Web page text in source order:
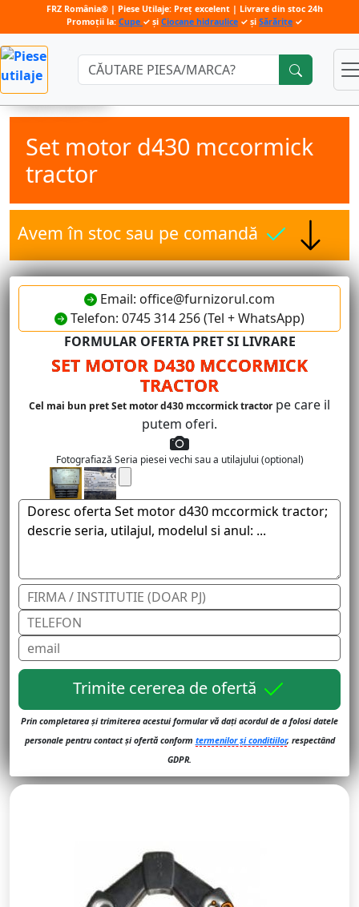
Căutare:
Set motor d430 mccormick
tractor
Avem în stoc sau pe comandă
Email: office@furnizorul.com
Telefon: 0745 314 256 (Tel + WhatsApp)
FORMULAR OFERTA PRET SI LIVRARE
SET MOTOR D430 MCCORMICK
TRACTOR
Cel mai bun pret Set motor d430 mccormick tractorpe care il
putem oferi.
Fotografiază Seria piesei vechi sau a utilajului (optional)
Trimite cererea de ofertă
Prin completarea și trimiterea acestui formular vă dați acordul de a folosi datele
personale pentru contact și ofertă conform termenilor și conditiilor, respectând
GDPR.
FRZ România® | Piese Utilaje: Preț excelent | Livrare din stoc 24h
Promoții la: Cupe ✓ și Ciocane hidraulice ✓ și Sărărițe ✓